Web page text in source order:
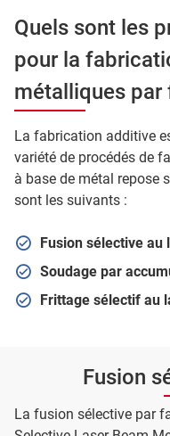
Quels sont les
pour la
métalliques
La fabrication additive
variété de procédés de
à base de métal repose
sont les suivants :
Fusion sélective au
Soudage par
Frittage sélectif au
Fusion
La fusion sélective par